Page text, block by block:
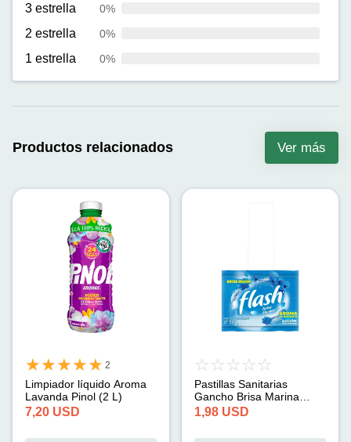
3 estrella 0%
2 estrella 0%
1 estrella 0%
Productos relacionados Ver más
2
Limpiador líquido Aroma
Lavanda Pinol (2 L)
7,20 USD
Pastillas Sanitarias
Gancho Brisa Marina
Flash (72g)
1,98 USD